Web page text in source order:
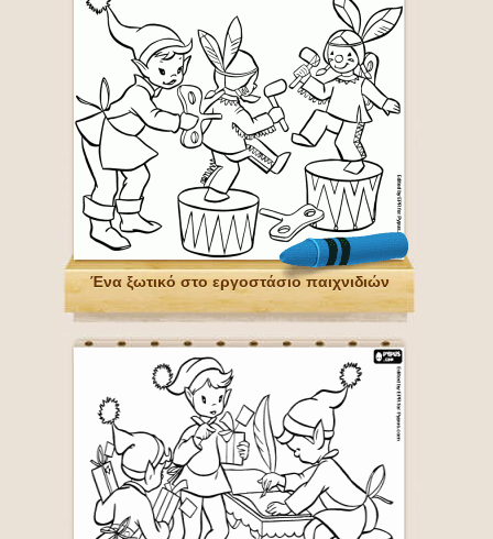
Ένα ξωτικό στο εργοστάσιο παιχνιδιών